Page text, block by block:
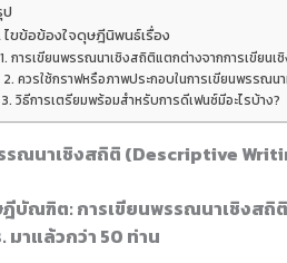
ไขข้อข้องใจดุษฎีนิพนธ์เรื่อง
1. การเขียนพรรณนาเชิงสถิติแตกต่างจากการเขียนเ
2. ควรใช้กราฟหรือภาพประกอบในการเขียนพรรณน
3. วิธีการเตรียมพร้อมสำหรับการดีเฟนซ์มีอะไรบ้าง?
รณนาเชิงสถิติ (Descriptive
บัณฑิต: การเขียนพรรณนาเชิงสถิ
มาแล้วกว่า 50 ท่าน